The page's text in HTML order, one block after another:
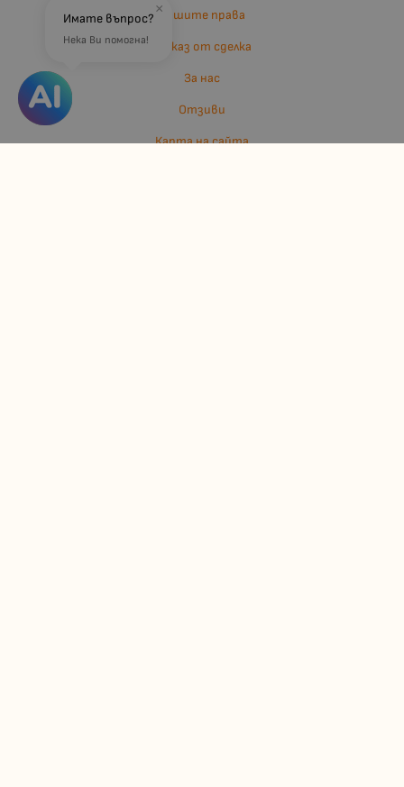
Вашите права
Отказ от сделка
За нас
Отзиви
Карта на сайта
×
Имате въпрос?
Нека Ви помогна!